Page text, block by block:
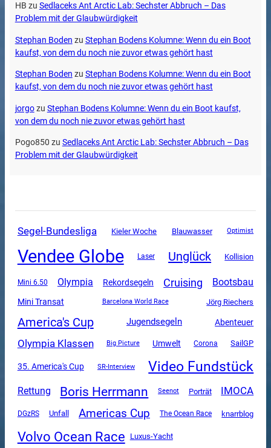
HB zu Sedlaceks Ant Arctic Lab: Sechster Abbruch – Das
Problem mit der Glaubwürdigkeit
Stephan Boden zu Stephan Bodens Kolumne: Wenn du ein Boot
kaufst, von dem du noch nie zuvor etwas gehört hast
Stephan Boden zu Stephan Bodens Kolumne: Wenn du ein Boot
kaufst, von dem du noch nie zuvor etwas gehört hast
jorgozu Stephan Bodens Kolumne: Wenn du ein Boot kaufst,
von dem du noch nie zuvor etwas gehört hast
Pogo850 zu Sedlaceks Ant Arctic Lab: Sechster Abbruch – Das
Problem mit der Glaubwürdigkeit
Segel-Bundesliga Kieler Woche Blauwasser Optimist
Vendee Globe Laser Unglück Kollision
Mini 6.50 Olympia Rekordsegeln Cruising Bootsbau
Mini Transat Barcelona World Race Jörg Riechers
America's Cup Jugendsegeln Abenteuer
Olympia Klassen Big Picture Umwelt Corona SailGP
35. America's Cup SR-Interview Video Fundstück
Rettung Boris Herrmann Seenot Porträt IMOCA
DGzRS Unfall Americas Cup The Ocean Race knarrblog
Volvo Ocean Race Luxus-Yacht